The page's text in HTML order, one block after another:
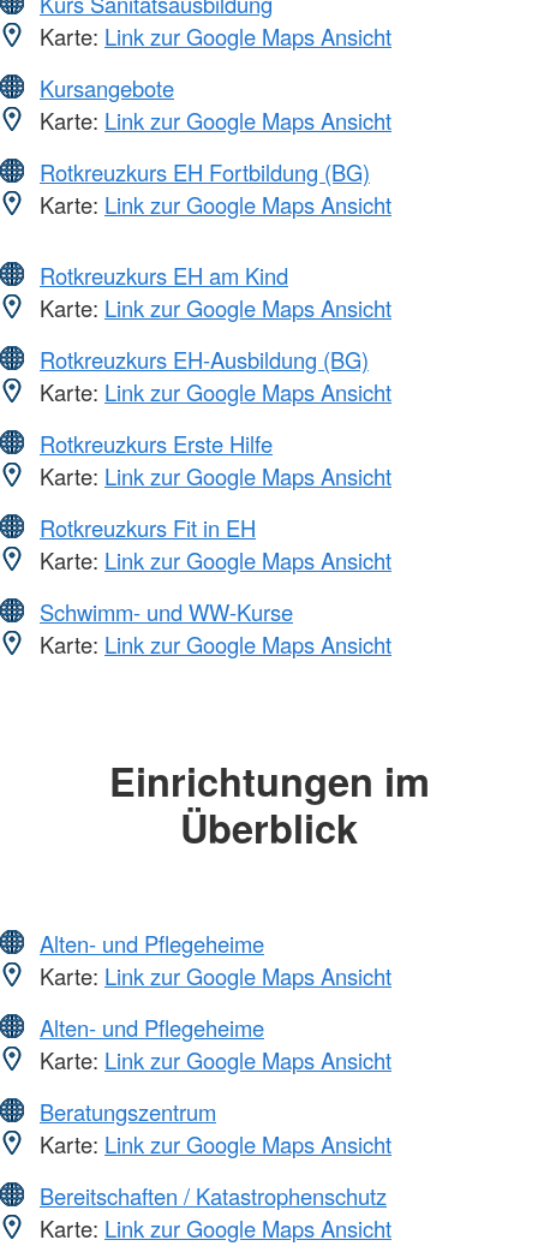
Karte: Link zur Google Maps Ansicht
Kursangebote
Karte: Link zur Google Maps Ansicht
Rotkreuzkurs EH Fortbildung (BG)
Karte: Link zur Google Maps Ansicht
Rotkreuzkurs EH am Kind
Karte: Link zur Google Maps Ansicht
Rotkreuzkurs EH-Ausbildung (BG)
Karte: Link zur Google Maps Ansicht
Rotkreuzkurs Erste Hilfe
Karte: Link zur Google Maps Ansicht
Rotkreuzkurs Fit in EH
Karte: Link zur Google Maps Ansicht
Schwimm- und WW-Kurse
Karte: Link zur Google Maps Ansicht
Einrichtungen im
Überblick
Alten- und Pflegeheime
Karte: Link zur Google Maps Ansicht
Alten- und Pflegeheime
Karte: Link zur Google Maps Ansicht
Beratungszentrum
Karte: Link zur Google Maps Ansicht
Bereitschaften / Katastrophenschutz
Karte: Link zur Google Maps Ansicht